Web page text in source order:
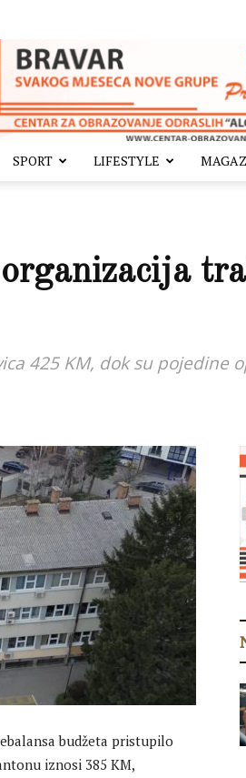
SPORT LIFESTYLE
425 KM, dok su pojedine
budžeta pristupilo
iznosi 385 KM,